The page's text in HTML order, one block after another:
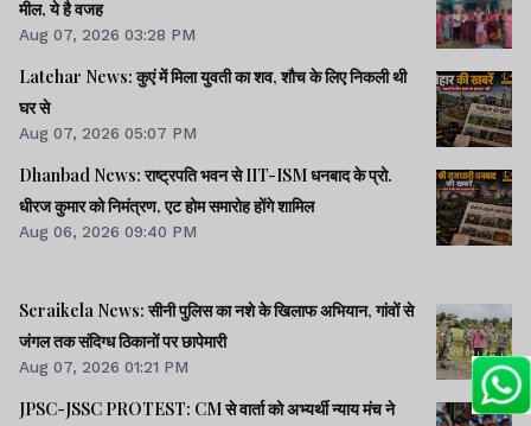
मील, ये है वजह
Aug 07, 2026 03:28 PM
Latehar News: कुएं में मिला युवती का शव, शौच के लिए निकली थी
घर से
Aug 07, 2026 05:07 PM
Dhanbad News: राष्ट्रपति भवन से IIT-ISM धनबाद के प्रो.
धीरज कुमार को निमंत्रण, एट होम समारोह होंगे शामिल
Aug 06, 2026 09:40 PM
Seraikela News: सीनी पुलिस का नशे के खिलाफ अभियान, गांवों से
जंगल तक संदिग्ध ठिकानों पर छापेमारी
Aug 07, 2026 01:21 PM
JPSC-JSSC PROTEST: CM से वार्ता को अभ्यर्थी न्याय मंच ने